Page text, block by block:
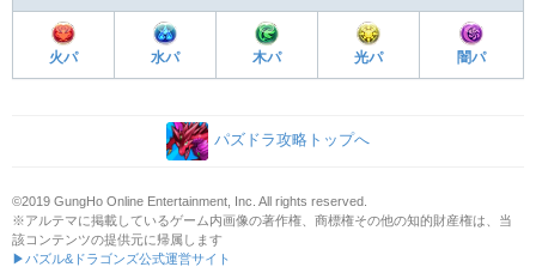
火パ 水パ 木パ 光パ 闇パ
パズドラ攻略トップへ
©2019 GungHo Online Entertainment, Inc. All rights reserved.
※アルテマに掲載しているゲーム内画像の著作権、商標権その他の知的財産権は、当
該コンテンツの提供元に帰属します
▶パズル&ドラゴンズ公式運営サイト